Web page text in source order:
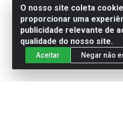
O nosso site coleta
proporcionar uma
publicidade relevante de
qualidade do nosso site.
Aceitar Negar não